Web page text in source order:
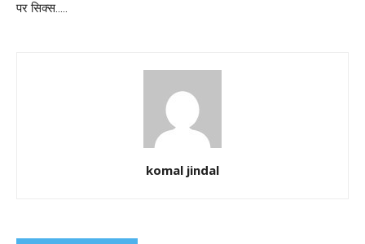
पर सिक्स…..
komal jindal